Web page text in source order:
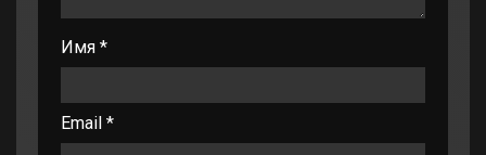
Имя *
Email *